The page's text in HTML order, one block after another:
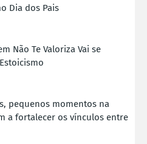
Dia dos Pais
Não Te Valoriza Vai se
pequenos momentos na
a fortalecer os vínculos entre